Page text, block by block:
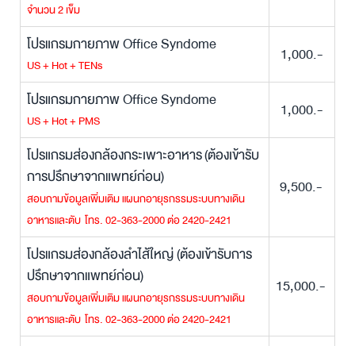
จำนวน 2 เข็ม
โปรแกรมกายภาพ Office Syndome
US + Hot + TENs
1,000.-
โปรแกรมกายภาพ Office Syndome
US + Hot + PMS
1,000.-
โปรแกรมส่องกล้องกระเพาะอาหาร (ต้องเข้ารับ
การปรึกษาจากแพทย์ก่อน)
สอบถามข้อมูลเพิ่มเติม แผนกอายุรกรรมระบบทางเดิน
อาหารและตับ โทร. 02-363-2000 ต่อ 2420-2421
9,500.-
โปรแกรมส่องกล้องลำไส้ใหญ่ (ต้องเข้ารับการ
ปรึกษาจากแพทย์ก่อน)
สอบถามข้อมูลเพิ่มเติม แผนกอายุรกรรมระบบทางเดิน
อาหารและตับ โทร. 02-363-2000 ต่อ 2420-2421
15,000.-